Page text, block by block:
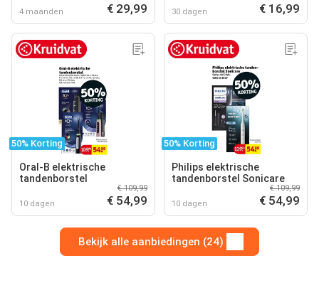
4 maanden € 29,99 30 dagen € 16,99
50% Korting
Oral-B elektrische
tandenborstel
10 dagen
€ 109,99
€ 54,99
50% Korting
Philips elektrische
tandenborstel Sonicare
10 dagen
€ 109,99
€ 54,99
Bekijk alle aanbiedingen (24)